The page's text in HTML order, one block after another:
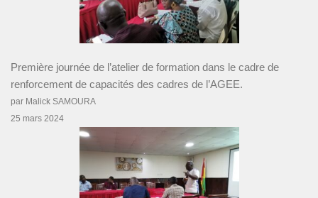
Première journée de l’atelier de formation dans le cadre de
renforcement de capacités des cadres de l’AGEE.
par Malick SAMOURA
25 mars 2024